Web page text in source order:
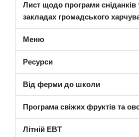
Лист щодо програми сніданків
закладах громадського
Меню
Ресурси
Від ферми до школи
Програма свіжих фруктів та
Літній EBT